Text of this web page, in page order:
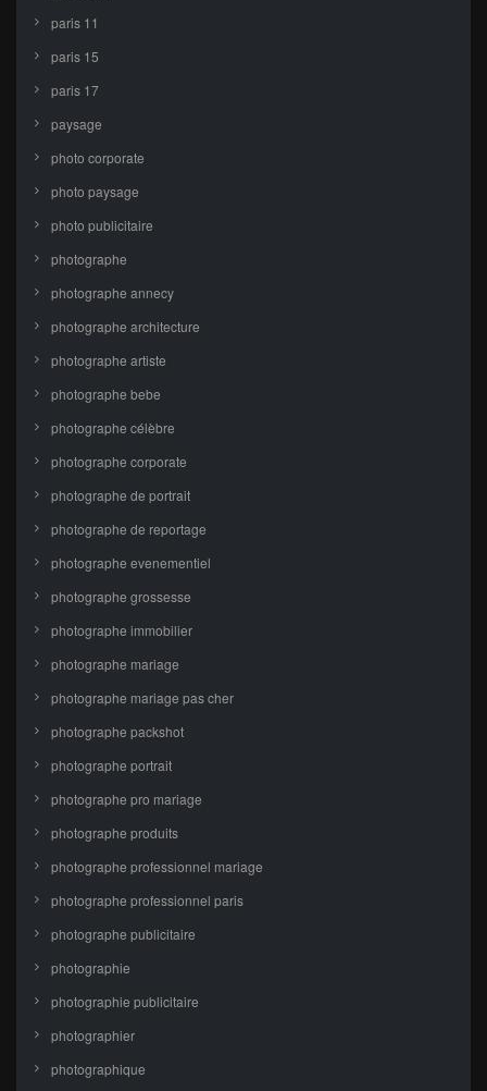
paris 11
paris 15
paris 17
paysage
photo corporate
photo paysage
photo publicitaire
photographe
photographe annecy
photographe architecture
photographe artiste
photographe bebe
photographe célèbre
photographe corporate
photographe de portrait
photographe de reportage
photographe evenementiel
photographe grossesse
photographe immobilier
photographe mariage
photographe mariage pas cher
photographe packshot
photographe portrait
photographe pro mariage
photographe produits
photographe professionnel mariage
photographe professionnel paris
photographe publicitaire
photographie
photographie publicitaire
photographier
photographique